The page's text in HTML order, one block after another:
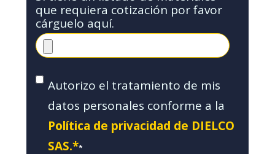
que requiera cotización por favor
cárguelo aquí.
Autorizo el tratamiento de mis
datos personales conforme a la
Política de privacidad de DIELCO
SAS.**